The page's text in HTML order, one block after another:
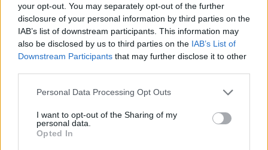
your opt-out. You may separately opt-out of the further
disclosure of your personal information by third parties on the
IAB’s list of downstream participants. This information may
also be disclosed by us to third parties on the IAB’s List of
Downstream Participants that may further disclose it to other
Personal Data Processing Opt Outs
I want to opt-out of the Sharing of my
personal data.
Opted In
Impresszum
Szerzői jogok
Adatvédelmi tájékoztató
Cookie-kezelési tájékoztató
Nyomtatott lapjaink archívuma
Médiaajánlat